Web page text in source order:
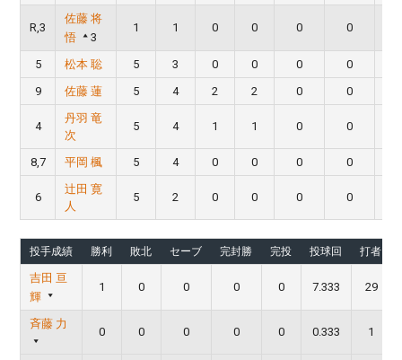
R,3
佐藤 将
悟
3
1 1 0 0 0 0
5 松本 聡 5 3 0 0 0 0
9
佐藤 蓮 5 4 2 2 0 0
4
丹羽 竜
次
5 4 1 1 0 0
8,7 平岡 楓 5 4 0 0 0 0
6
辻田 寛
人
5 2 0 0 0 0
投手成績 勝利 敗北 セーブ 完封勝 完投 投球回 打者
吉田 亘
輝
1 0 0 0 0 7.333 29
斉藤 力
0 0 0 0 0 0.333 1